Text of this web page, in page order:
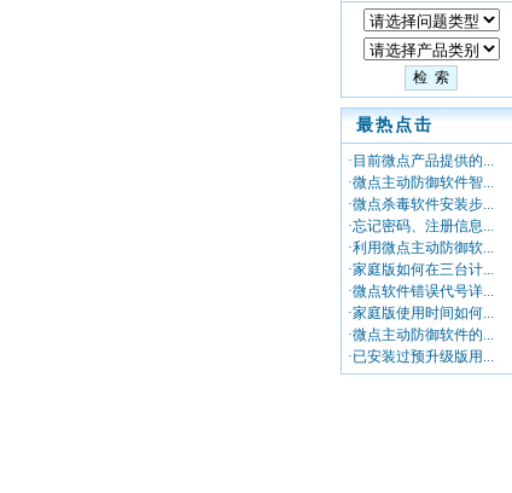
最热点击
·目前微点产品提供的...
·微点主动防御软件智...
·微点杀毒软件安装步...
·忘记密码、注册信息...
·利用微点主动防御软...
·家庭版如何在三台计...
·微点软件错误代号详...
·家庭版使用时间如何...
·微点主动防御软件的...
·已安装过预升级版用...